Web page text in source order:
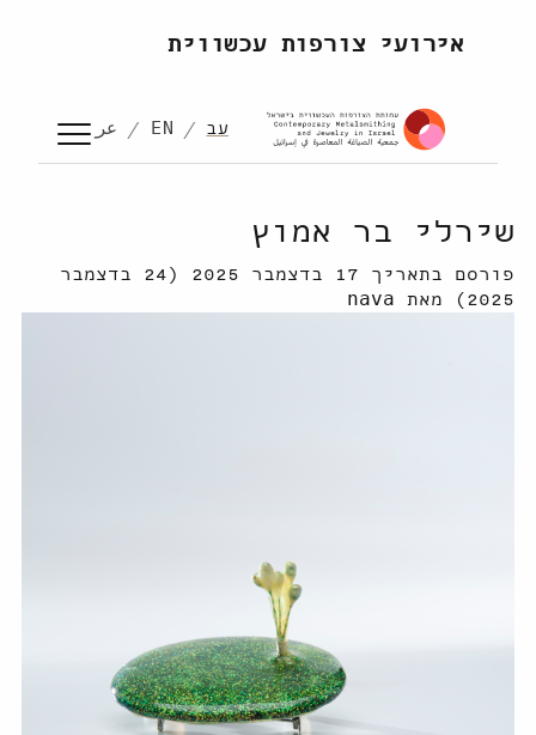
אירועי צורפות עכשווית
עב EN عر
שירלי בר אמוץ
פורסם בתאריך 17 בדצמבר 2025
(24 בדצמבר
2025)
מאת nava